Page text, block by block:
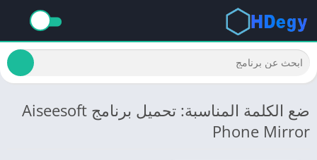
ضع الكلمة المناسبة: تحميل برنامج Aiseesoft
Phone Mirror